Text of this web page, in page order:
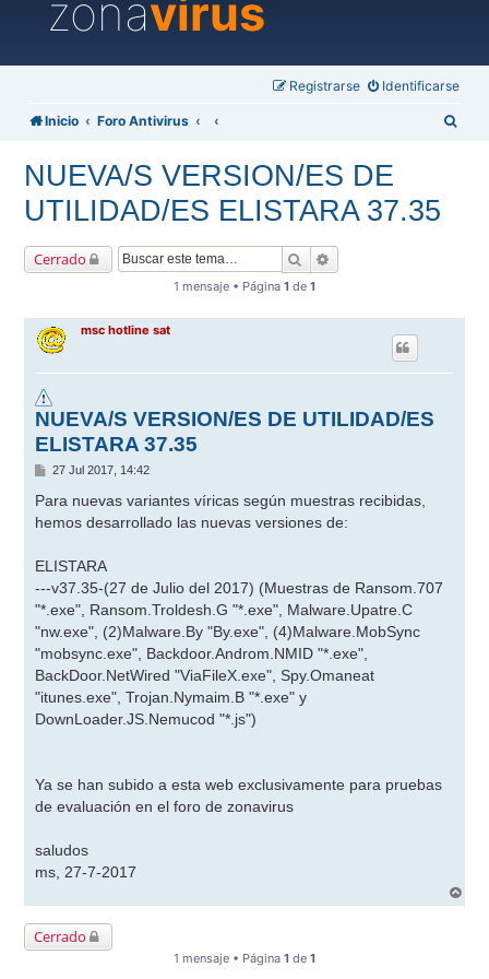
zonavirus
Identificarse
Registrarse
Inicio Foro Antivirus
NUEVA/S VERSION/ES DE
UTILIDAD/ES ELISTARA 37.35
Cerrado Buscar
1 mensaje • Página 1 de 1
msc hotline sat
NUEVA/S VERSION/ES DE UTILIDAD/ES
ELISTARA 37.35
M
n
a
27 Jul 2017, 14:42
Para nuevas variantes víricas según muestras recibidas,
hemos desarrollado las nuevas versiones de:
ELISTARA
---v37.35-(27 de Julio del 2017) (Muestras de Ransom.707
"*.exe", Ransom.Troldesh.G "*.exe", Malware.Upatre.C
"nw.exe", (2)Malware.By "By.exe", (4)Malware.MobSync
"mobsync.exe", Backdoor.Androm.NMID "*.exe",
BackDoor.NetWired "ViaFileX.exe", Spy.Omaneat
"itunes.exe", Trojan.Nymaim.B "*.exe" y
DownLoader.JS.Nemucod "*.js")
Ya se han subido a esta web exclusivamente para pruebas
de evaluación en el foro de zonavirus
saludos
ms, 27-7-2017
r
Cerrado
1 mensaje • Página 1 de 1